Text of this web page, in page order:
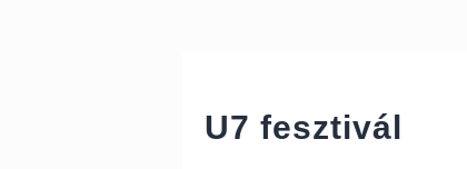
U7 fesztivál